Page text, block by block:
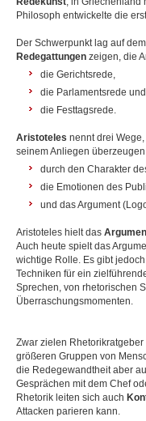
Philosoph entwickelte die
Der Schwerpunkt lag auf dem
Redegattungen zeigen, die
die Gerichtsrede,
die Parlamentsrede und
die Festtagsrede.
Aristoteles nennt drei
seinem Anliegen
durch den Charakter
die Emotionen des
und das Argument
Aristoteles hielt das
Auch heute spielt das
wichtige Rolle. Es gibt
Techniken für ein
Sprechen, von rhetorischen
Überraschungsmomenten.
Zwar zielen
größeren Gruppen von
die Redegewandtheit aber
Gesprächen mit dem Chef
Rhetorik leiten sich auch
Attacken parieren kann.